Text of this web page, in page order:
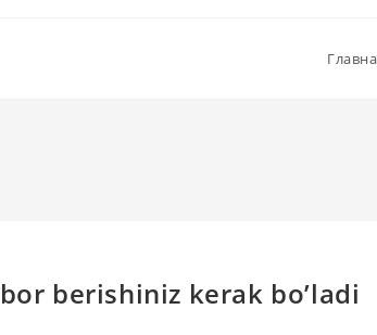
berishiniz kerak bo’ladi